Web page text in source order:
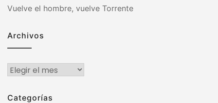
Vuelve el hombre, vuelve Torrente
Archivos
Archivos
Categorías